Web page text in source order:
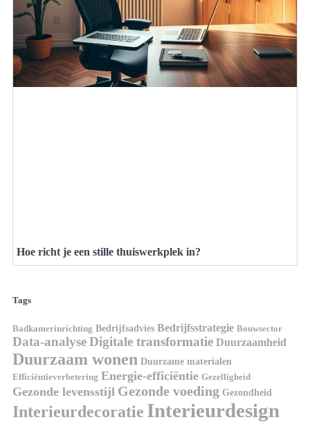
Hoe richt je een stille thuiswerkplek in?
Tags
Badkamerinrichting Bedrijfsadvies Bedrijfsstrategie Bouwsector
Data-analyseDigitale transformatie Duurzaamheid
Duurzaam wonen Duurzame materialen
Efficiëntieverbetering Energie-efficiëntie Gezelligheid
Gezonde levensstijl Gezonde voeding Gezondheid
Interieurdecoratie Interieurdesign